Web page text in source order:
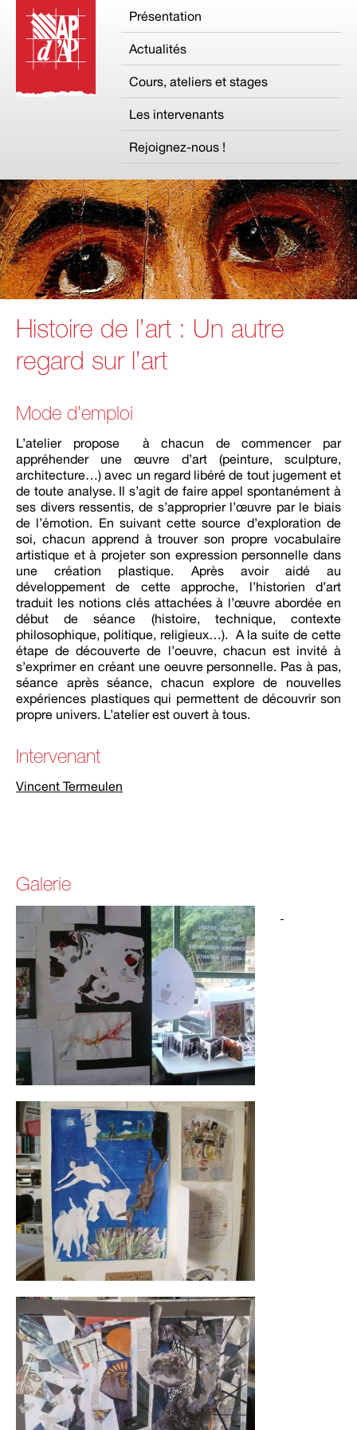
Présentation
Actualités
Cours, ateliers et stages
Les intervenants
Rejoignez-nous !
Histoire de l’art : Un autre
regard sur l’art
Mode d’emploi
L’atelier propose à chacun de commencer par
appréhender une œuvre d’art (peinture, sculpture,
architecture…) avec un regard libéré de tout jugement et
de toute analyse. Il s’agit de faire appel spontanément à
ses divers ressentis, de s’approprier l’œuvre par le biais
de l’émotion. En suivant cette source d’exploration de
soi, chacun apprend à trouver son propre vocabulaire
artistique et à projeter son expression personnelle dans
une création plastique. Après avoir aidé au
développement de cette approche, l’historien d’art
traduit les notions clés attachées à l’œuvre abordée en
début de séance (histoire, technique, contexte
philosophique, politique, religieux…). A la suite de cette
étape de découverte de l’oeuvre, chacun est invité à
s’exprimer en créant une oeuvre personnelle. Pas à pas,
séance après séance, chacun explore de nouvelles
expériences plastiques qui permettent de découvrir son
propre univers. L’atelier est ouvert à tous.
Intervenant
Vincent Termeulen
Galerie